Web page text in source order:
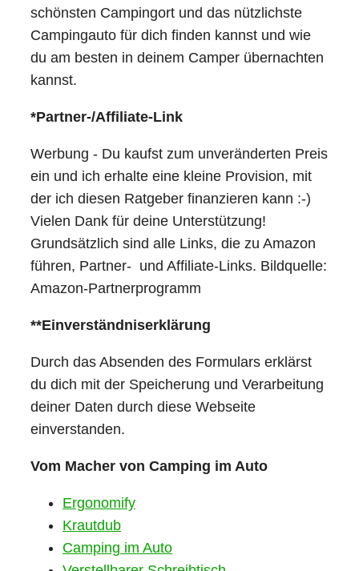
schönsten Campingort und das nützlichste
Campingauto für dich finden kannst und wie
du am besten in deinem Camper übernachten
kannst.
*Partner-/Affiliate-Link
Werbung - Du kaufst zum unveränderten Preis
ein und ich erhalte eine kleine Provision, mit
der ich diesen Ratgeber finanzieren kann :-)
Vielen Dank für deine Unterstützung!
Grundsätzlich sind alle Links, die zu Amazon
führen, Partner- und Affiliate-Links. Bildquelle:
Amazon-Partnerprogramm
**Einverständniserklärung
Durch das Absenden des Formulars erklärst
du dich mit der Speicherung und Verarbeitung
deiner Daten durch diese Webseite
einverstanden.
Vom Macher von Camping im Auto
Ergonomify
Krautdub
Camping im Auto